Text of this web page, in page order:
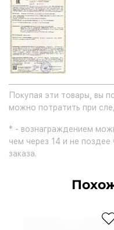
Покупая эти товары, вы
можно потратить при
* - вознаграждением
чем через 14 и не
заказа.